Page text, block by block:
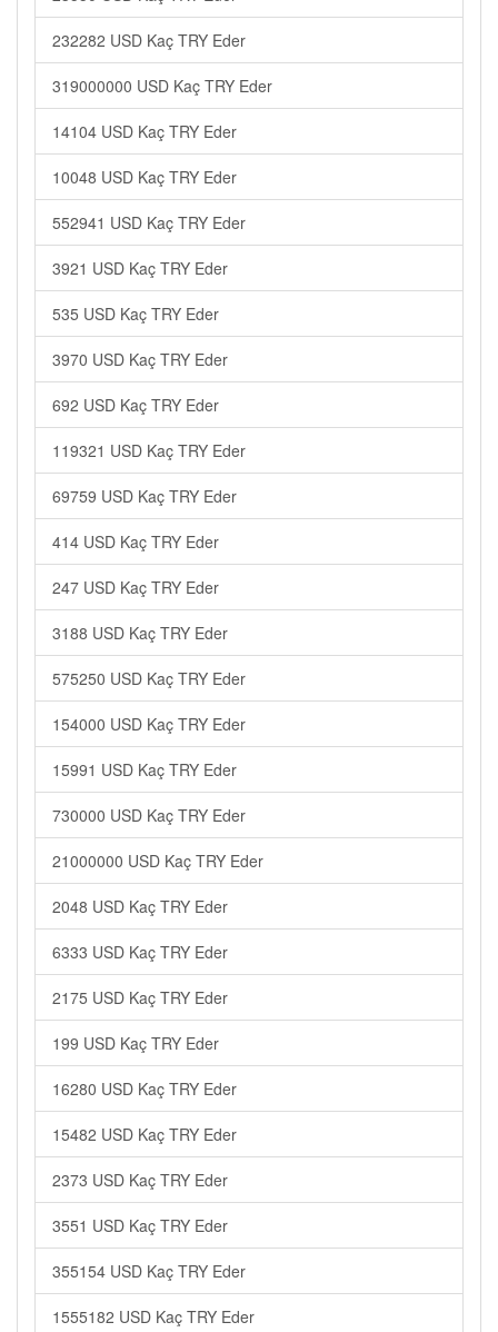
232282 USD Kaç TRY Eder
319000000 USD Kaç TRY Eder
14104 USD Kaç TRY Eder
10048 USD Kaç TRY Eder
552941 USD Kaç TRY Eder
3921 USD Kaç TRY Eder
535 USD Kaç TRY Eder
3970 USD Kaç TRY Eder
692 USD Kaç TRY Eder
119321 USD Kaç TRY Eder
69759 USD Kaç TRY Eder
414 USD Kaç TRY Eder
247 USD Kaç TRY Eder
3188 USD Kaç TRY Eder
575250 USD Kaç TRY Eder
154000 USD Kaç TRY Eder
15991 USD Kaç TRY Eder
730000 USD Kaç TRY Eder
21000000 USD Kaç TRY Eder
2048 USD Kaç TRY Eder
6333 USD Kaç TRY Eder
2175 USD Kaç TRY Eder
199 USD Kaç TRY Eder
16280 USD Kaç TRY Eder
15482 USD Kaç TRY Eder
2373 USD Kaç TRY Eder
3551 USD Kaç TRY Eder
355154 USD Kaç TRY Eder
1555182 USD Kaç TRY Eder